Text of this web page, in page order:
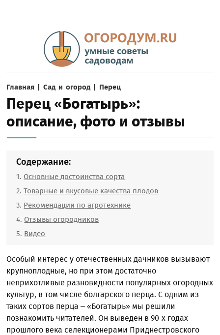
Главная |Сад и огород | Перец
Перец «Богатырь»:
описание, фото и отзывы
Содержание:
Основные достоинства сорта
Товарные и вкусовые качества плодов
Рекомендации по агротехнике
Отзывы огородников
Видео
Особый интерес у отечественных дачников вызывают
крупноплодные, но при этом достаточно
неприхотливые разновидности популярных огородных
культур, в том числе болгарского перца. С одним из
таких сортов перца – «Богатырь» мы решили
познакомить читателей. Он выведен в 90-х годах
прошлого века селекционерами Приднестровского